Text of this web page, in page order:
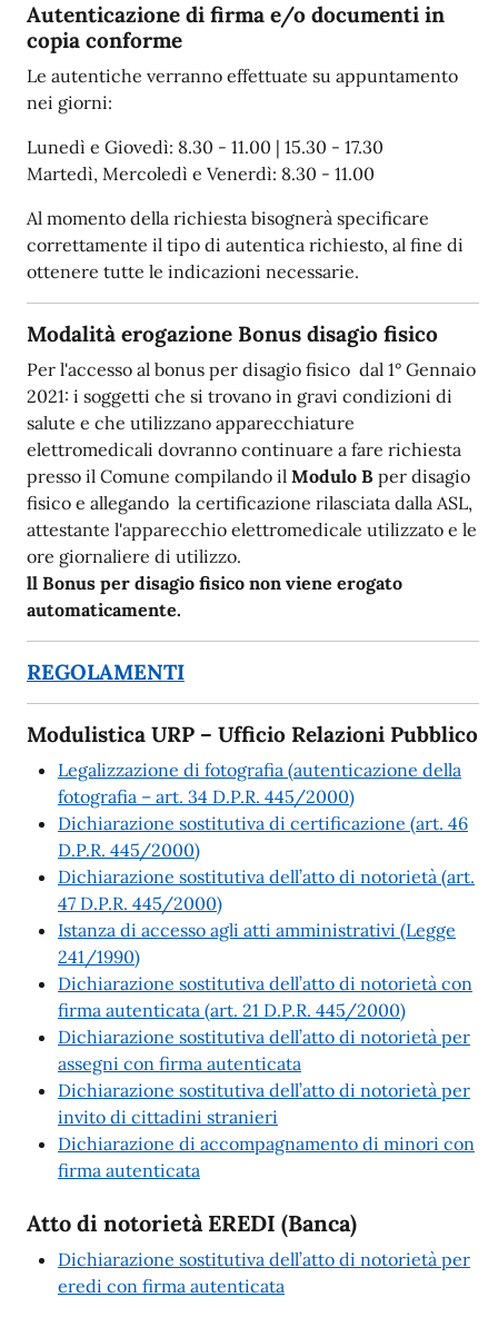
Autenticazione di firma e/o documenti in
copia conforme
Le autentiche verranno effettuate su appuntamento
nei giorni:
Lunedì e Giovedì: 8.30 - 11.00 | 15.30 - 17.30
Martedì, Mercoledì e Venerdì: 8.30 - 11.00
Al momento della richiesta bisognerà specificare
correttamente il tipo di autentica richiesto, al fine di
ottenere tutte le indicazioni necessarie.
Modalità erogazione Bonus disagio fisico
Per l'accesso al bonus per disagio fisico dal 1° Gennaio
2021: i soggetti che si trovano in gravi condizioni di
salute e che utilizzano apparecchiature
elettromedicali dovranno continuare a fare richiesta
presso il Comune compilando il Modulo B per disagio
fisico e allegando la certificazione rilasciata dalla ASL,
attestante l'apparecchio elettromedicale utilizzato e le
ore giornaliere di utilizzo.
ll Bonus per disagio fisico non viene erogato
automaticamente.
REGOLAMENTI
Modulistica URP – Ufficio Relazioni Pubblico
Legalizzazione di fotografia (autenticazione della
fotografia – art. 34 D.P.R. 445/2000)
Dichiarazione sostitutiva di certificazione (art. 46
D.P.R. 445/2000)
Dichiarazione sostitutiva dell’atto di notorietà (art.
47 D.P.R. 445/2000)
Istanza di accesso agli atti amministrativi (Legge
241/1990)
Dichiarazione sostitutiva dell’atto di notorietà con
firma autenticata (art. 21 D.P.R. 445/2000)
Dichiarazione sostitutiva dell’atto di notorietà per
assegni con firma autenticata
Dichiarazione sostitutiva dell’atto di notorietà per
invito di cittadini stranieri
Dichiarazione di accompagnamento di minori con
firma autenticata
Atto di notorietà EREDI (Banca)
Dichiarazione sostitutiva dell’atto di notorietà per
eredi con firma autenticata